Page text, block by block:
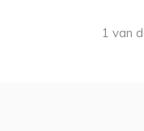
1 van